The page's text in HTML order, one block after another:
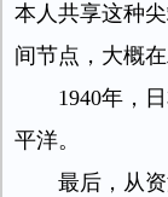
本人共享这种
间节点，大概
1940年，
平洋。
最后，从